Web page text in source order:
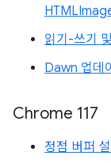
읽기-쓰기
Dawn 업데
Chrome 117
정점 버퍼